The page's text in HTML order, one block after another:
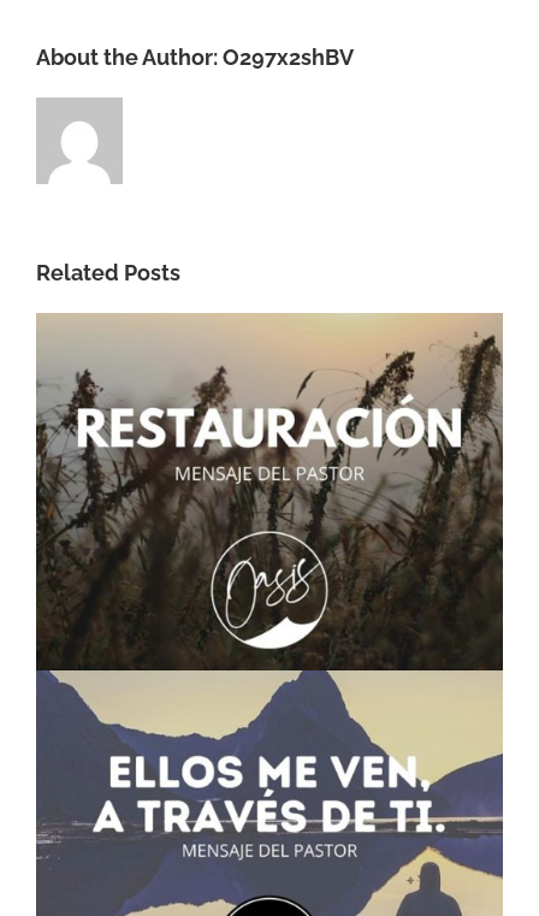
About the Author:O297x2shBV
Related Posts